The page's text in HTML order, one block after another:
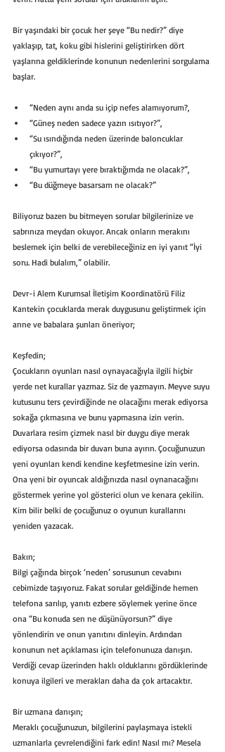
Bir yaşındaki bir çocuk her şeye “Bu nedir?” diye
yaklaşıp, tat, koku gibi hislerini geliştirirken dört
yaşlarına geldiklerinde konunun nedenlerini sorgulama
başlar.
“Neden aynı anda su içip nefes alamıyorum?,
“Güneş neden sadece yazın ısıtıyor?”,
“Su ısındığında neden üzerinde baloncuklar
çıkıyor?”,
“Bu yumurtayı yere bıraktığımda ne olacak?”,
“Bu düğmeye basarsam ne olacak?”
Biliyoruz bazen bu bitmeyen sorular bilgilerinize ve
sabrınıza meydan okuyor. Ancak onların merakını
beslemek için belki de verebileceğiniz en iyi yanıt “İyi
soru. Hadi bulalım,” olabilir.
Devr-i Alem Kurumsal İletişim Koordinatörü Filiz
Kantekin çocuklarda merak duygusunu geliştirmek için
anne ve babalara şunları öneriyor;
Keşfedin;
Çocukların oyunları nasıl oynayacağıyla ilgili hiçbir
yerde net kurallar yazmaz. Siz de yazmayın. Meyve suyu
kutusunu ters çevirdiğinde ne olacağını merak ediyorsa
sokağa çıkmasına ve bunu yapmasına izin verin.
Duvarlara resim çizmek nasıl bir duygu diye merak
ediyorsa odasında bir duvarı buna ayırın. Çocuğunuzun
yeni oyunları kendi kendine keşfetmesine izin verin.
Ona yeni bir oyuncak aldığınızda nasıl oynanacağını
göstermek yerine yol gösterici olun ve kenara çekilin.
Kim bilir belki de çocuğunuz o oyunun kurallarını
yeniden yazacak.
Bakın;
Bilgi çağında birçok ‘neden’ sorusunun cevabını
cebimizde taşıyoruz. Fakat sorular geldiğinde hemen
telefona sarılıp, yanıtı ezbere söylemek yerine önce
ona “Bu konuda sen ne düşünüyorsun?” diye
yönlendirin ve onun yanıtını dinleyin. Ardından
konunun net açıklaması için telefonunuza danışın.
Verdiği cevap üzerinden haklı olduklarını gördüklerinde
konuya ilgileri ve merakları daha da çok artacaktır.
Bir uzmana danışın;
Meraklı çocuğunuzun, bilgilerini paylaşmaya istekli
uzmanlarla çevrelendiğini fark edin! Nasıl mı? Mesela